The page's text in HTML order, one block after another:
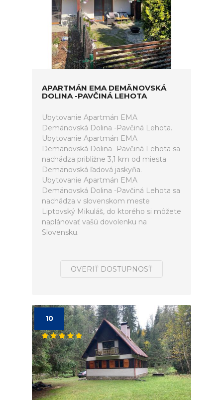
APARTMÁN EMA DEMÄNOVSKÁ
DOLINA -PAVČINÁ LEHOTA
Ubytovanie Apartmán EMA
Demänovská Dolina -Pavčiná Lehota.
Ubytovanie Apartmán EMA
Demänovská Dolina -Pavčiná Lehota sa
nachádza približne 3,1 km od miesta
Demänovská ľadová jaskyňa.
Ubytovanie Apartmán EMA
Demänovská Dolina -Pavčiná Lehota sa
nachádza v slovenskom meste
Liptovský Mikuláš, do ktorého si môžete
naplánovať vašú dovolenku na
Slovensku.
OVERIŤ DOSTUPNOSŤ
10